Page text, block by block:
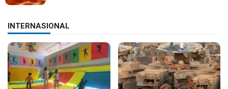
INTERNASIONAL